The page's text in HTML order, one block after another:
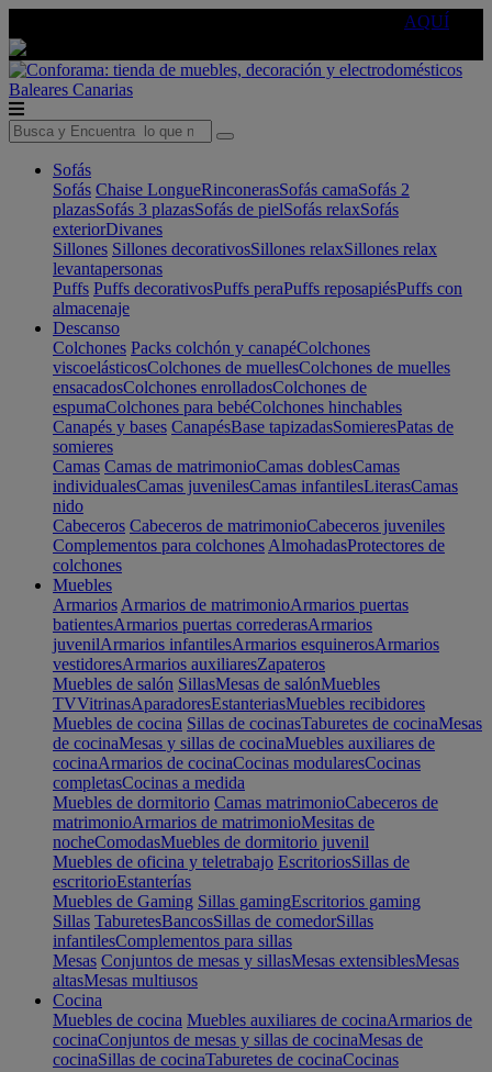
AQUÍ
Baleares Canarias
Sofás
Sofás Chaise LongueRinconerasSofás camaSofás 2
plazasSofás 3 plazasSofás de pielSofás relaxSofás
exteriorDivanes
Sillones Sillones decorativosSillones relaxSillones relax
levantapersonas
Puffs Puffs decorativosPuffs peraPuffs reposapiésPuffs con
almacenaje
Descanso
Colchones Packs colchón y canapéColchones
viscoelásticosColchones de muellesColchones de muelles
ensacadosColchones enrolladosColchones de
espumaColchones para bebéColchones hinchables
Canapés y bases CanapésBase tapizadasSomieresPatas de
somieres
Camas Camas de matrimonioCamas doblesCamas
individualesCamas juvenilesCamas infantilesLiterasCamas
nido
Cabeceros Cabeceros de matrimonioCabeceros juveniles
Complementos para colchones AlmohadasProtectores de
colchones
Muebles
Armarios Armarios de matrimonioArmarios puertas
batientesArmarios puertas correderasArmarios
juvenilArmarios infantilesArmarios esquinerosArmarios
vestidoresArmarios auxiliaresZapateros
Muebles de salón SillasMesas de salónMuebles
TVVitrinasAparadoresEstanteriasMuebles recibidores
Muebles de cocina Sillas de cocinasTaburetes de cocinaMesas
de cocinaMesas y sillas de cocinaMuebles auxiliares de
cocinaArmarios de cocinaCocinas modularesCocinas
completasCocinas a medida
Muebles de dormitorio Camas matrimonioCabeceros de
matrimonioArmarios de matrimonioMesitas de
nocheComodasMuebles de dormitorio juvenil
Muebles de oficina y teletrabajo EscritoriosSillas de
escritorioEstanterías
Muebles de Gaming Sillas gamingEscritorios gaming
Sillas TaburetesBancosSillas de comedorSillas
infantilesComplementos para sillas
Mesas Conjuntos de mesas y sillasMesas extensiblesMesas
altasMesas multiusos
Cocina
Muebles de cocina Muebles auxiliares de cocinaArmarios de
cocinaConjuntos de mesas y sillas de cocinaMesas de
cocinaSillas de cocinaTaburetes de cocinaCocinas